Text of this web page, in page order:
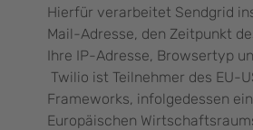
Hierfür verarbeitet Sendgrid
Mail-Adresse, den Zeitpunkt
Ihre IP-Adresse, Browsertyp
Twilio ist Teilnehmer des EU-
Frameworks, infolgedessen
Europäischen